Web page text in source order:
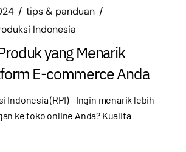
tips & panduan
Indonesia
yang Menarik
E-commerce Anda
Indonesia (RPI) – Ingin menarik lebih
ke toko online Anda? Kualita